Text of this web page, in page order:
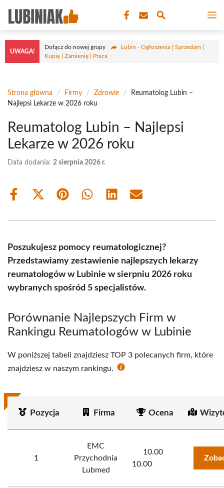
treści
UWAGA!
Dołącz do nowej grupy
Lubin - Ogłoszenia | Sprzedam |
Kupię | Zamienię | Praca
Strona główna / Firmy / Zdrowie /
Reumatolog Lubin –
Najlepsi Lekarze w 2026 roku
Reumatolog Lubin – Najlepsi
Lekarze w 2026 roku
Data dodania: 2 sierpnia 2026 r.
Share
Share
(Twitter)
Share Share Share Share
Poszukujesz pomocy reumatologicznej?
Przedstawiamy zestawienie najlepszych lekarzy
reumatologów w Lubinie w sierpniu 2026 roku
wybranych spośród 5 specjalistów.
Porównanie Najlepszych Firm w
Rankingu Reumatologów w Lubinie
W poniższej tabeli znajdziesz TOP 3 polecanych firm, które
znajdziesz w naszym rankingu.
Pozycja Firma Ocena
1
EMC
Przychodnia
Lubmed
10.00
10.00